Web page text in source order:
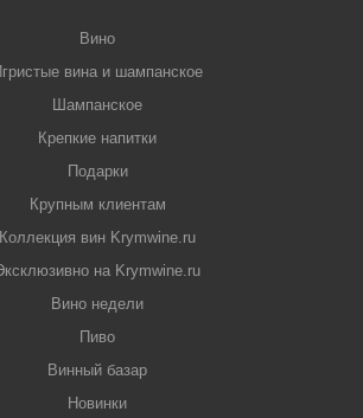
Вино
вина и шампанское
Шампанское
Крепкие напитки
Подарки
Крупным клиентам
Коллекция вин Krymwine.ru
на Krymwine.ru
Вино недели
Пиво
Винный базар
Новинки